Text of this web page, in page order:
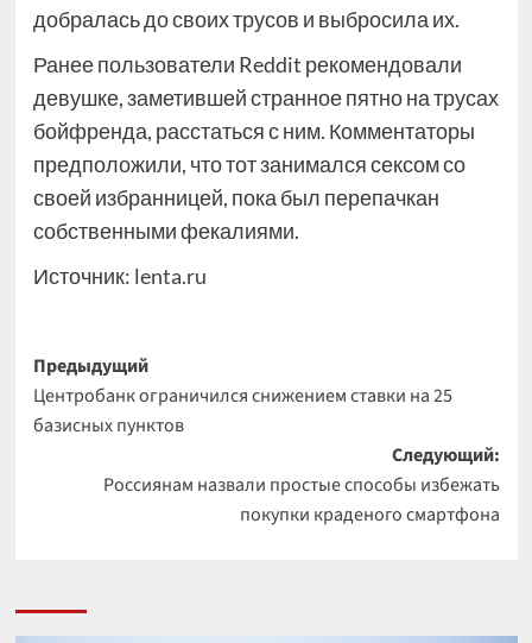
добралась до своих трусов и выбросила их.
Ранее пользователи Reddit рекомендовали
девушке, заметившей странное пятно на трусах
бойфренда, расстаться с ним. Комментаторы
предположили, что тот занимался сексом со
своей избранницей, пока был перепачкан
собственными фекалиями.
Источник: lenta.ru
Навигация
записи
Предыдущий
Центробанк ограничился снижением ставки на 25
базисных пунктов
Следующий:
Россиянам назвали простые способы избежать
покупки краденого смартфона